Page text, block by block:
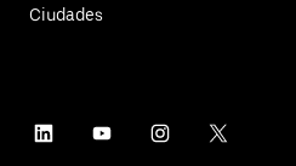
Ciudades